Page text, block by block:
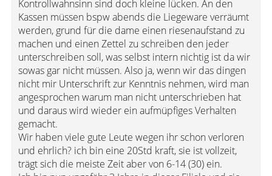
Kontrollwahnsinn sind doch kleine lücken. An den
Kassen müssen bspw abends die Liegeware verräumt
werden, grund für die dame einen riesenaufstand zu
machen und einen Zettel zu schreiben den jeder
unterschreiben soll, was selbst intern nichtig ist da wir
sowas gar nicht müssen. Also ja, wenn wir das dingen
nicht mir Unterschrift zur Kenntnis nehmen, wird man
angesprochen warum man nicht unterschrieben hat
und daraus wird wieder ein aufmüpfiges Verhalten
gemacht.
Wir haben viele gute Leute wegen ihr schon verloren
und ehrlich? ich bin eine 20Std kraft, sie ist vollzeit,
trägt sich die meiste Zeit aber von 6-14 (30) ein.